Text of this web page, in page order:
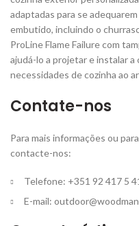
adaptadas para se
embutido, incluindo o
ProLine Flame Failure com
ajudá-lo a projetar e instalar
necessidades de cozinha ao
Contate-nos
Para mais informações ou
contacte-nos:
Telefone: +351 92 417 5
E-mail: